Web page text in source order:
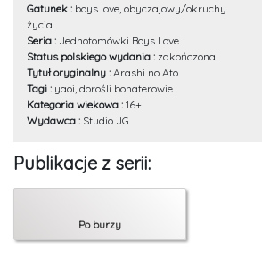
Gatunek : boys love, obyczajowy/okruchy
życia
Seria : Jednotomówki Boys Love
Status polskiego wydania : zakończona
Tytuł oryginalny : Arashi no Ato
Tagi : yaoi, dorośli bohaterowie
Kategoria wiekowa : 16+
Wydawca : Studio JG
Publikacje z serii:
Po burzy